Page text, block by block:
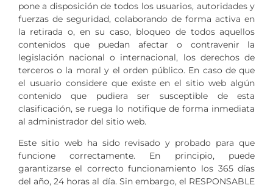
pone a disposición de todos los usuarios, autoridades y
fuerzas de seguridad, colaborando de forma activa en
la retirada o, en su caso, bloqueo de todos aquellos
contenidos que puedan afectar o contravenir la
legislación nacional o internacional, los derechos de
terceros o la moral y el orden público. En caso de que
el usuario considere que existe en el sitio web algún
contenido que pudiera ser susceptible de esta
clasificación, se ruega lo notifique de forma inmediata
al administrador del sitio web.
Este sitio web ha sido revisado y probado para que
funcione correctamente. En principio, puede
garantizarse el correcto funcionamiento los 365 días
del año, 24 horas al día. Sin embargo, el RESPONSABLE